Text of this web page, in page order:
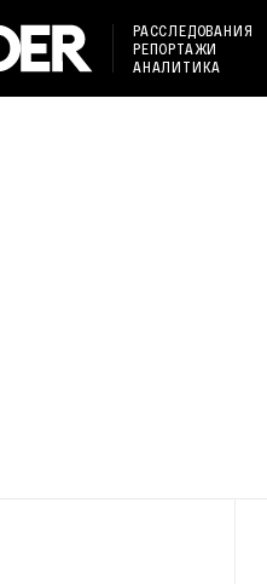
РАССЛЕДОВАНИЯ
РЕПОРТАЖИ
АНАЛИТИКА